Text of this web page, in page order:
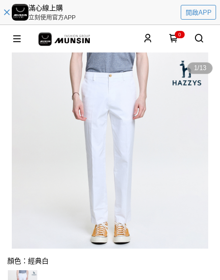
滿心線上購
立刻使用官方APP
開啟APP
0
1/13
顏色：經典白